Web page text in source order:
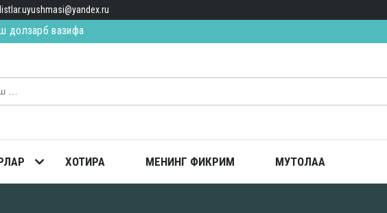
ЯҚИН, ЯҚИН… (қисса)
долзарб вазифа
ХОТИРА МЕНИНГ ФИКРИМ МУТОЛАА